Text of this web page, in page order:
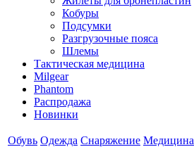
Кобуры
Подсумки
Разгрузочные пояса
Шлемы
Тактическая медицина
Milgear
Phantom
Распродажа
Новинки
Обувь Одежда Снаряжение Медицина